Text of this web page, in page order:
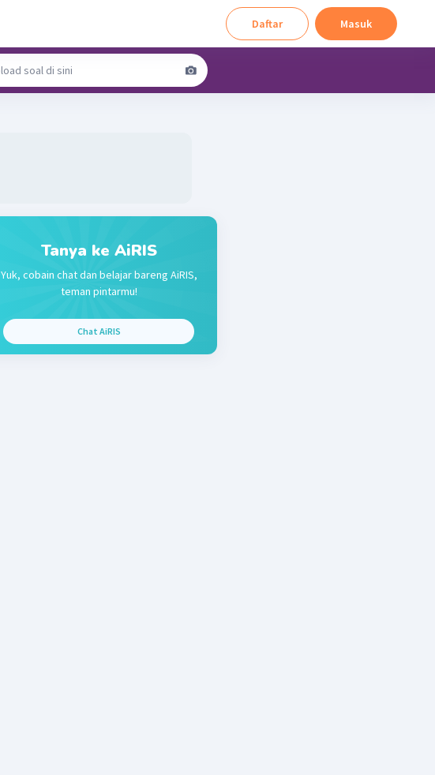
Daftar Masuk
Tanya ke AiRIS
Yuk, cobain chat dan belajar bareng AiRIS,
teman pintarmu!
Chat AiRIS